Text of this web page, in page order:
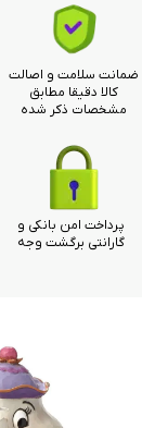
ضمانت سلامت و اصالت
کالا دقیقا مطابق
مشخصات ذکر شده
پرداخت امن بانکی و
گارانتی برگشت وجه